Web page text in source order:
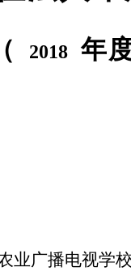
（ 2018 年
业广播电视学